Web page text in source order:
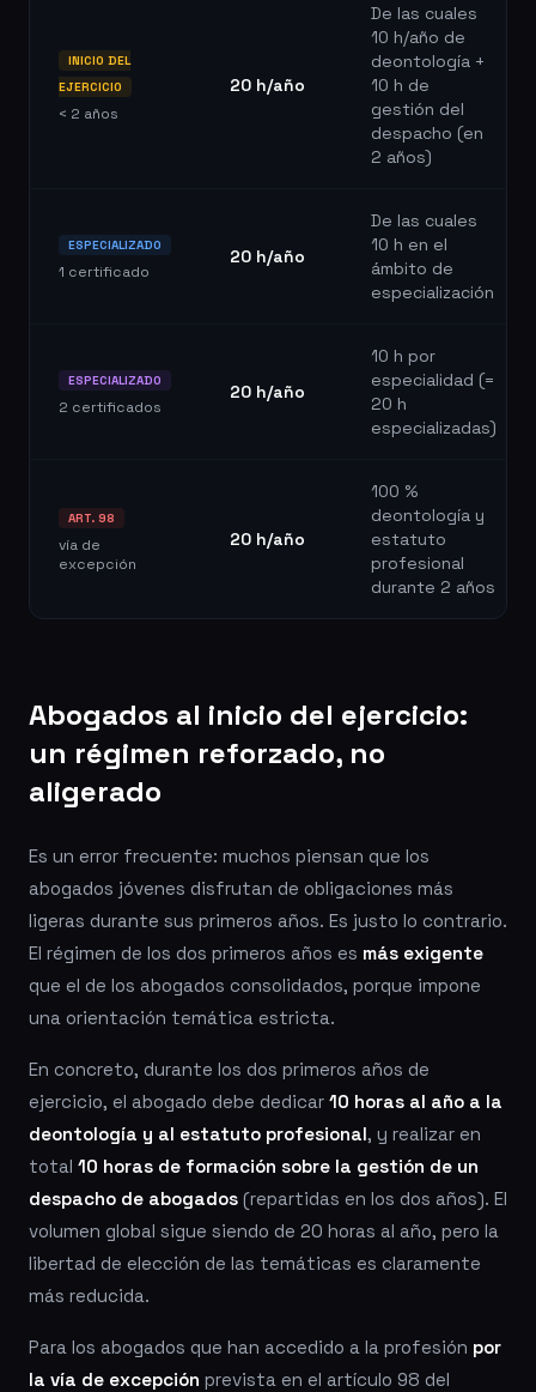
INICIO DEL
EJERCICIO
< 2 años
20 h/año
De las cuales
10 h/año de
deontología +
10 h de
gestión del
despacho (en
2 años)
ESPECIALIZADO
1 certificado
20 h/año
De las cuales
10 h en el
ámbito de
especialización
ESPECIALIZADO
2 certificados
20 h/año
10 h por
especialidad (=
20 h
especializadas)
ART. 98
vía de
excepción
20 h/año
100 %
deontología y
estatuto
profesional
durante 2 años
Abogados al inicio del ejercicio:
un régimen reforzado, no
aligerado
Es un error frecuente: muchos piensan que los
abogados jóvenes disfrutan de obligaciones más
ligeras durante sus primeros años. Es justo lo contrario.
El régimen de los dos primeros años es más exigente
que el de los abogados consolidados, porque impone
una orientación temática estricta.
En concreto, durante los dos primeros años de
ejercicio, el abogado debe dedicar 10 horas al año a la
deontología y al estatuto profesional, y realizar en
total 10 horas de formación sobre la gestión de un
despacho de abogados (repartidas en los dos años). El
volumen global sigue siendo de 20 horas al año, pero la
libertad de elección de las temáticas es claramente
más reducida.
Para los abogados que han accedido a la profesión por
la vía de excepción prevista en el artículo 98 del